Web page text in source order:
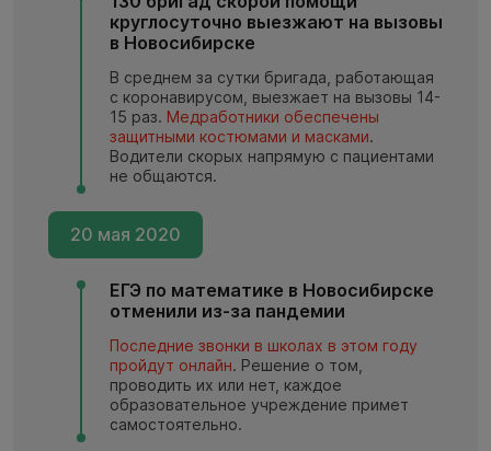
круглосуточно выезжают на вызовы
в Новосибирске
В среднем за сутки бригада, работающая
с коронавирусом, выезжает на вызовы 14-
15 раз. Медработники обеспечены
защитными костюмами и масками.
Водители скорых напрямую с пациентами
не общаются.
20 мая 2020
ЕГЭ по математике в Новосибирске
отменили из-за пандемии
Последние звонки в школах в этом году
пройдут онлайн. Решение о том,
проводить их или нет, каждое
образовательное учреждение примет
самостоятельно.